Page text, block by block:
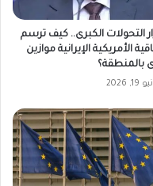
التحولات الكبرى.. كيف ترسم
الأمريكية الإيرانية موازين
بالمنطقة؟
2026